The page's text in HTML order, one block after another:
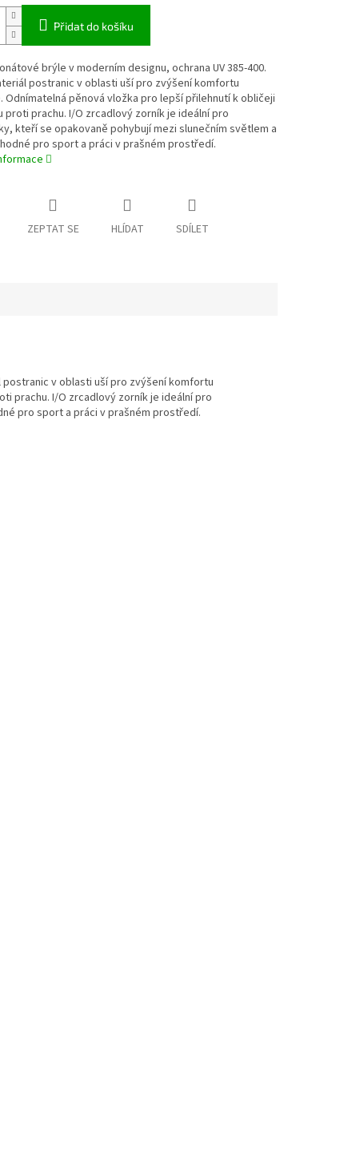
Přidat do košíku
brýle v moderním designu, ochrana UV 385-400.
postranic v oblasti uší pro zvýšení komfortu
Odnímatelná pěnová vložka pro lepší přilehnutí k obličeji
proti prachu. I/O zrcadlový zorník je ideální pro
kteří se opakovaně pohybují mezi slunečním světlem a
pro sport a práci v prašném prostředí.
ZEPTAT SE HLÍDAT SDÍLET
postranic v oblasti uší pro zvýšení komfortu
prachu. I/O zrcadlový zorník je ideální pro
pro sport a práci v prašném prostředí.